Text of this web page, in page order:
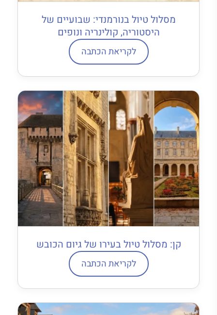
מסלול טיול בנורמנדי: שבועיים של
היסטוריה, קולינריה ונופים
לקריאת הכתבה
קן: מסלול טיול בעירו של גיום הכובש
לקריאת הכתבה